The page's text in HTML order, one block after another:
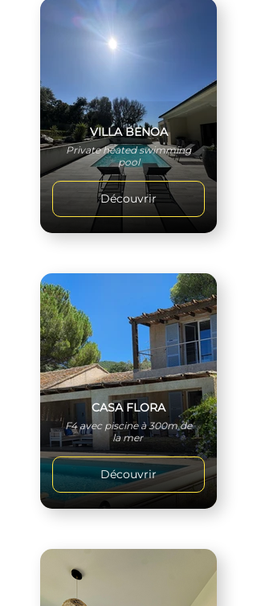
VILLA BENOA
Private heated swimming
pool
Découvrir
CASA FLORA
F4 avec piscine à 300m de
la mer
Découvrir